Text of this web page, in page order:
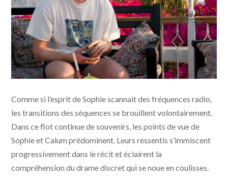
Distribution
Comme si l’esprit de Sophie scannait des fréquences radio,
les transitions des séquences se brouillent volontairement.
Dans ce flot continue de souvenirs, les points de vue de
Sophie et Calum prédominent. Leurs ressentis s’immiscent
progressivement dans le récit et éclairent la
compréhension du drame discret qui se noue en coulisses.